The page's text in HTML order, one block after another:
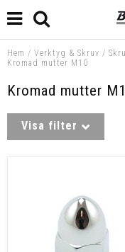
Hem / Verktyg & Skruv /
Kromad mutter M10
Kromad mutter
Visa filter